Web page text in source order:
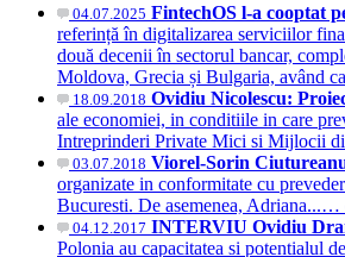
04.07.2025 FintechOS l-a cooptat
referință în digitalizarea serviciilor
două decenii în sectorul bancar,
Moldova, Grecia și Bulgaria, având
18.09.2018 Ovidiu Nicolescu:
ale economiei, in conditiile in care
Intreprinderi Private Mici si Mijlocii
03.07.2018 Viorel-Sorin
organizate in conformitate cu
Bucuresti. De asemenea, Adriana...…
04.12.2017 INTERVIU Ovidiu
Polonia au capacitatea si potentialul